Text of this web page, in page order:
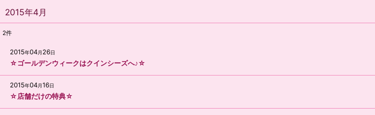
2015年4月
2件
2015年04月 26日
☆ゴールデンウィークはクインシーズへ♪☆
2015年04月16日
☆店舗だけの特典☆